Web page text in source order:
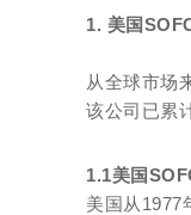
1. 美国
从全球市场
该公司已累
1.1美国
美国从1977